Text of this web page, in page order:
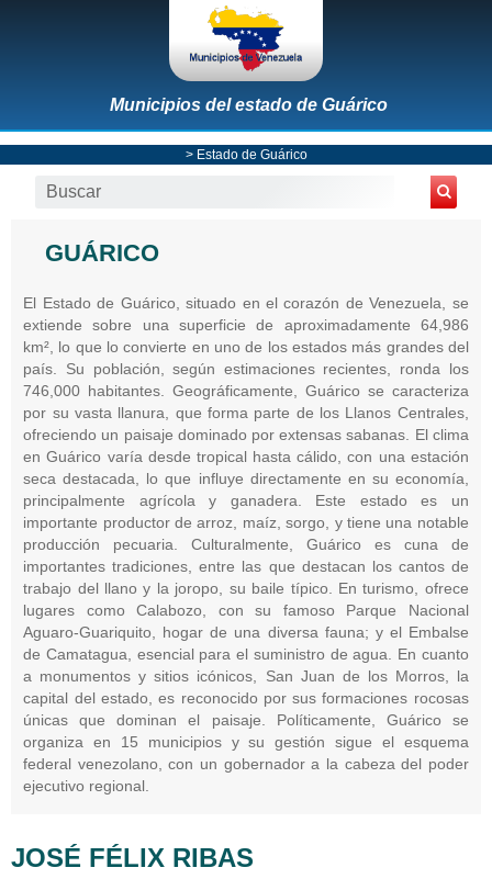
Municipios del estado de Guárico
> Estado de Guárico
GUÁRICO
El Estado de Guárico, situado en el corazón de Venezuela, se
extiende sobre una superficie de aproximadamente 64,986
km², lo que lo convierte en uno de los estados más grandes del
país. Su población, según estimaciones recientes, ronda los
746,000 habitantes. Geográficamente, Guárico se caracteriza
por su vasta llanura, que forma parte de los Llanos Centrales,
ofreciendo un paisaje dominado por extensas sabanas. El clima
en Guárico varía desde tropical hasta cálido, con una estación
seca destacada, lo que influye directamente en su economía,
principalmente agrícola y ganadera. Este estado es un
importante productor de arroz, maíz, sorgo, y tiene una notable
producción pecuaria. Culturalmente, Guárico es cuna de
importantes tradiciones, entre las que destacan los cantos de
trabajo del llano y la joropo, su baile típico. En turismo, ofrece
lugares como Calabozo, con su famoso Parque Nacional
Aguaro-Guariquito, hogar de una diversa fauna; y el Embalse
de Camatagua, esencial para el suministro de agua. En cuanto
a monumentos y sitios icónicos, San Juan de los Morros, la
capital del estado, es reconocido por sus formaciones rocosas
únicas que dominan el paisaje. Políticamente, Guárico se
organiza en 15 municipios y su gestión sigue el esquema
federal venezolano, con un gobernador a la cabeza del poder
ejecutivo regional.
JOSÉ FÉLIX RIBAS